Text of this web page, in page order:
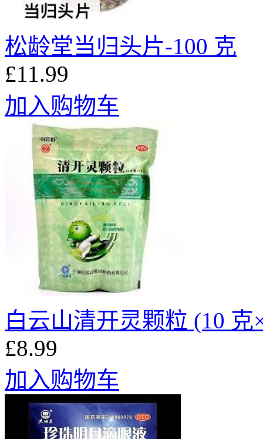
松龄堂当归头片-100 克
£11.99
加入购物车
白云山清开灵颗粒 (10 克
£8.99
加入购物车